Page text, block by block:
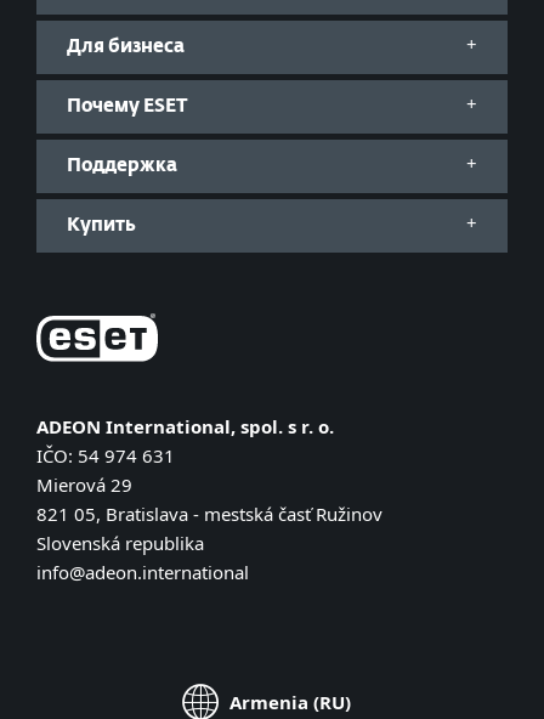
Для бизнеса
Почему ESET
Поддержка
Купить
ADEON International, spol. s r. o.
IČO: 54 974 631
Mierová 29
821 05, Bratislava - mestská časť Ružinov
Slovenská republika
info@adeon.international
Armenia (RU)